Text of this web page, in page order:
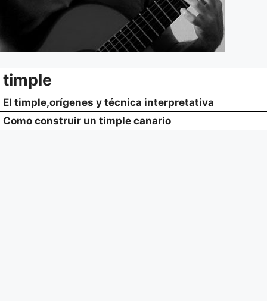
timple
El timple,orígenes y técnica interpretativa
Como construir un timple canario